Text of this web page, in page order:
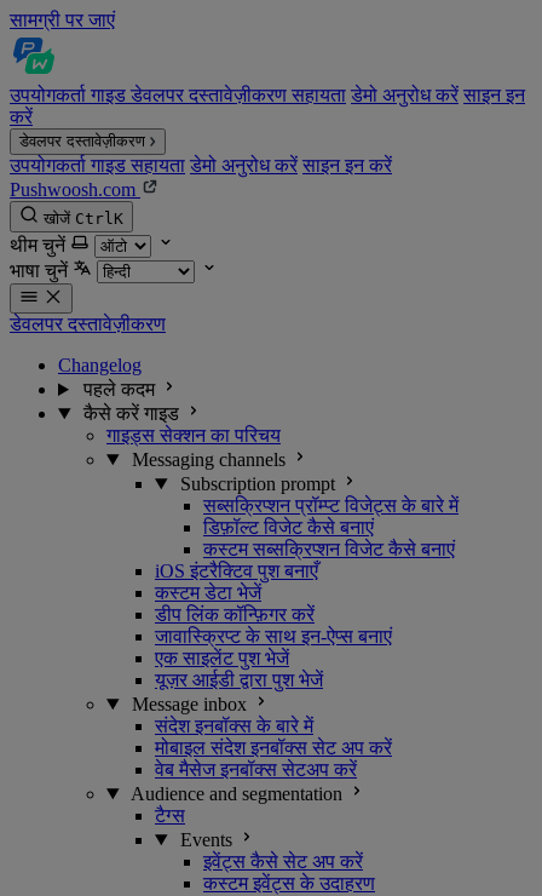
सामग्री पर जाएं
उपयोगकर्ता गाइड डेवलपर दस्तावेज़ीकरण सहायता डेमो अनुरोध करें साइन इन
करें
डेवलपर दस्तावेज़ीकरण
उपयोगकर्ता गाइड सहायता डेमो अनुरोध करें साइन इन करें
Pushwoosh.com
खोजें CtrlK
थीम चुनें
भाषा चुनें
डेवलपर दस्तावेज़ीकरण
Changelog
पहले कदम
कैसे करें गाइड
गाइड्स सेक्शन का परिचय
Messaging channels
Subscription prompt
सब्सक्रिप्शन प्रॉम्प्ट विजेट्स के बारे में
डिफ़ॉल्ट विजेट कैसे बनाएं
कस्टम सब्सक्रिप्शन विजेट कैसे बनाएं
iOS इंटरैक्टिव पुश बनाएँ
कस्टम डेटा भेजें
डीप लिंक कॉन्फ़िगर करें
जावास्क्रिप्ट के साथ इन-ऐप्स बनाएं
एक साइलेंट पुश भेजें
यूज़र आईडी द्वारा पुश भेजें
Message inbox
संदेश इनबॉक्स के बारे में
मोबाइल संदेश इनबॉक्स सेट अप करें
वेब मैसेज इनबॉक्स सेटअप करें
Audience and segmentation
टैग्स
Events
इवेंट्स कैसे सेट अप करें
कस्टम इवेंट्स के उदाहरण